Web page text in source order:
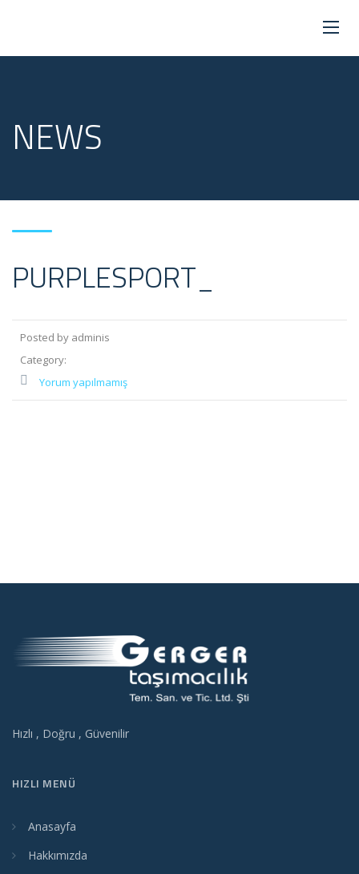
NEWS
PURPLESPORT_
Posted by adminis
Category:
Yorum yapılmamış
Hızlı , Doğru , Güvenilir
HIZLI MENÜ
Anasayfa
Hakkımızda